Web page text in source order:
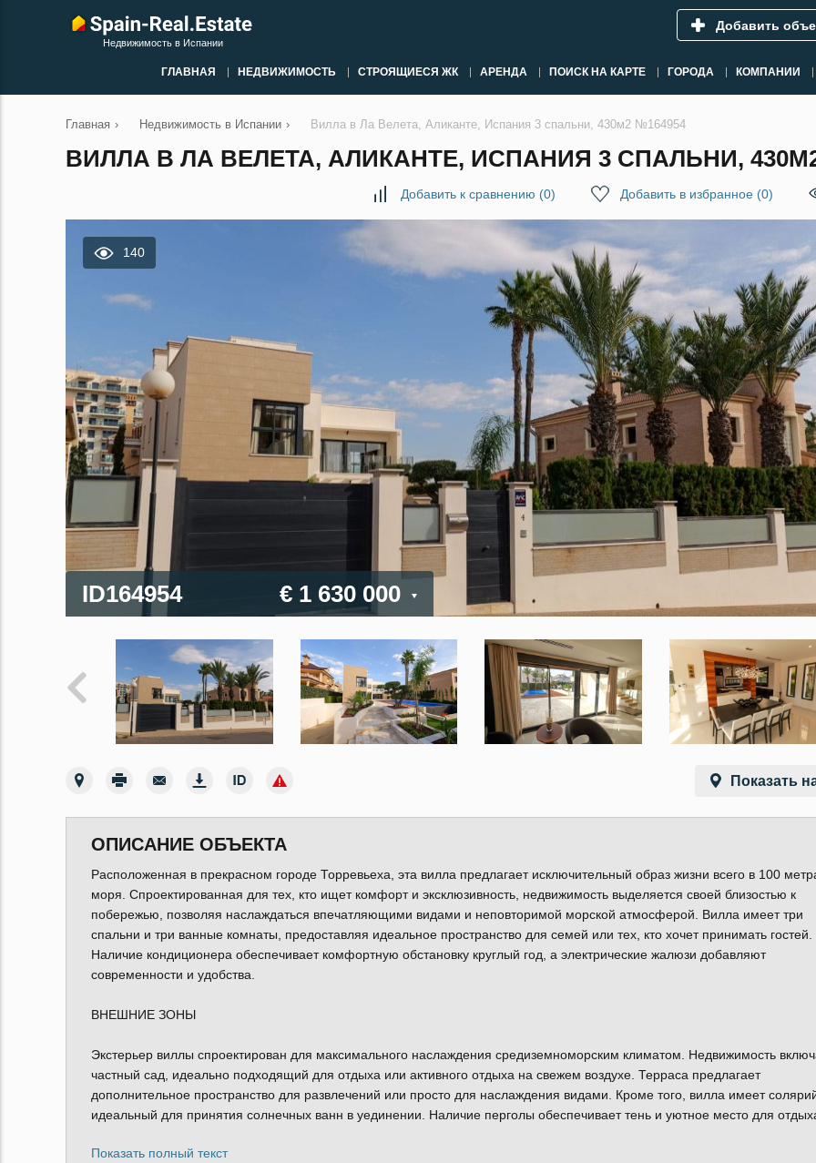
Недвижимость в Испании
Добавить
ГЛАВНАЯ НЕДВИЖИМОСТЬ СТРОЯЩИЕСЯ ЖК АРЕНДА ПОИСК НА КАРТЕ ГОРОДА КОМПАНИИ
Главная › Недвижимость в Испании › Вилла в Ла Велета, Аликанте, Испания 3 спальни, 430м2 №164954
ВИЛЛА В ЛА ВЕЛЕТА, АЛИКАНТЕ, ИСПАНИЯ 3 СПАЛЬНИ,
Добавить к сравнению (0) Добавить в избранное (0)
140
ID164954 € 1 630 000
Показать
ОПИСАНИЕ ОБЪЕКТА
Расположенная в прекрасном городе Торревьеха, эта вилла предлагает исключительный образ жизни всего в 100
моря. Спроектированная для тех, кто ищет комфорт и эксклюзивность, недвижимость выделяется своей близостью к
побережью, позволяя наслаждаться впечатляющими видами и неповторимой морской атмосферой. Вилла имеет три
спальни и три ванные комнаты, предоставляя идеальное пространство для семей или тех, кто хочет принимать гостей.
Наличие кондиционера обеспечивает комфортную обстановку круглый год, а электрические жалюзи добавляют
современности и удобства.
ВНЕШНИЕ ЗОНЫ
Экстерьер виллы спроектирован для максимального наслаждения средиземноморским климатом. Недвижимость
частный сад, идеально подходящий для отдыха или активного отдыха на свежем воздухе. Терраса предлагает
дополнительное пространство для развлечений или просто для наслаждения видами. Кроме того, вилла имеет
идеальный для принятия солнечных ванн в уединении. Наличие перголы обеспечивает тень и уютное место для
Показать полный текст